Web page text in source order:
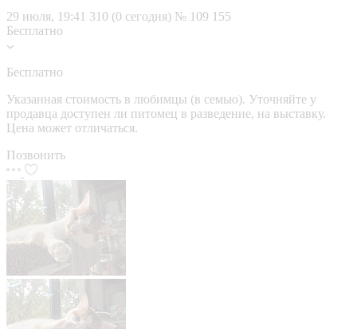
29 июля, 19:41 310 (0 сегодня) № 109 155
Бесплатно
Бесплатно
Указанная стоимость в любимцы (в семью). Уточняйте у
продавца доступен ли питомец в разведение, на выставку.
Цена может отличаться.
Позвонить